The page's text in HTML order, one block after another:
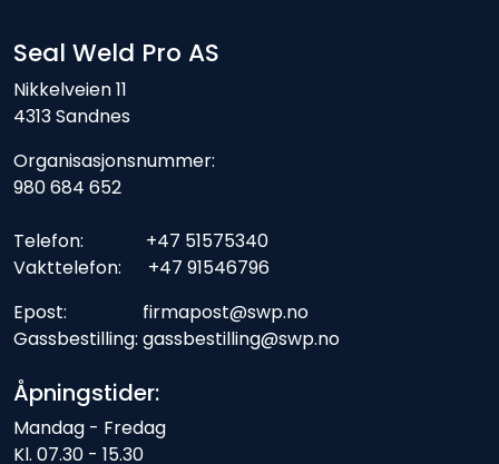
Seal Weld Pro AS
Nikkelveien 11
4313 Sandnes
Organisasjonsnummer:
980 684 652
Telefon: +47 51575340
Vakttelefon: +47 91546796
Epost: firmapost@swp.no
Gassbestilling: gassbestilling@swp.no
Åpningstider:
Mandag - Fredag
Kl. 07.30 - 15.30